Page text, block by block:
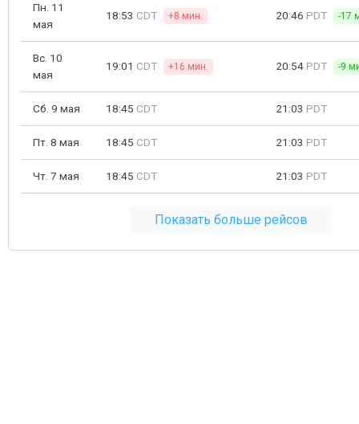
Пн. 11
мая
18:53 CDT +8 мин. 20:46 PDT -17
Вс. 10
мая
19:01 CDT +16 мин. 20:54 PDT -9
Сб. 9 мая 18:45 CDT 21:03 PDT
Пт. 8 мая 18:45 CDT 21:03 PDT
Чт. 7 мая 18:45 CDT 21:03 PDT
Показать больше рейсов